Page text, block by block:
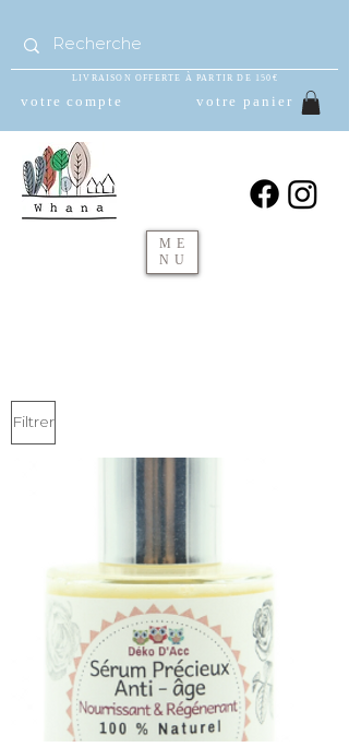
LIVRAISON OFFERTE À PARTIR DE 150€
votre compte votre panier
ME
NU
Filtrer